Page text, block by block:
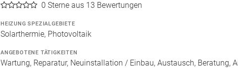
0 Sterne aus 13 Bewertungen
HEIZUNG SPEZIALGEBIETE
Solarthermie, Photovoltaik
ANGEBOTENE TÄTIGKEITEN
Wartung, Reparatur, Neuinstallation / Einbau, Austausch, Beratung,